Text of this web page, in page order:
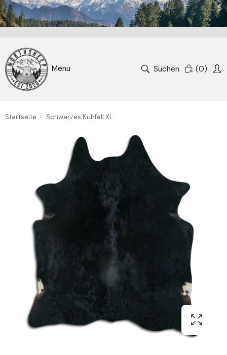
Suchen (0)
Startseite › Schwarzes Kuhfell XL